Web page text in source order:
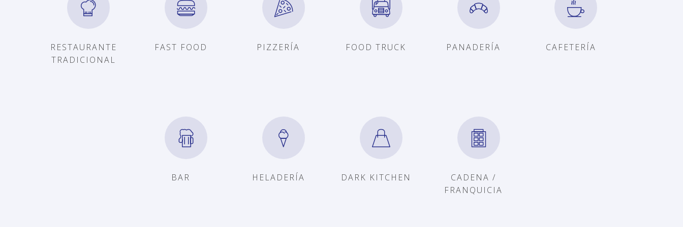
RESTAURANTE
TRADICIONAL
FAST FOOD PIZZERÍA FOOD TRUCK PANADERÍA CAFETERÍA
BAR HELADERÍA DARK KITCHEN
CADENA /
FRANQUICIA